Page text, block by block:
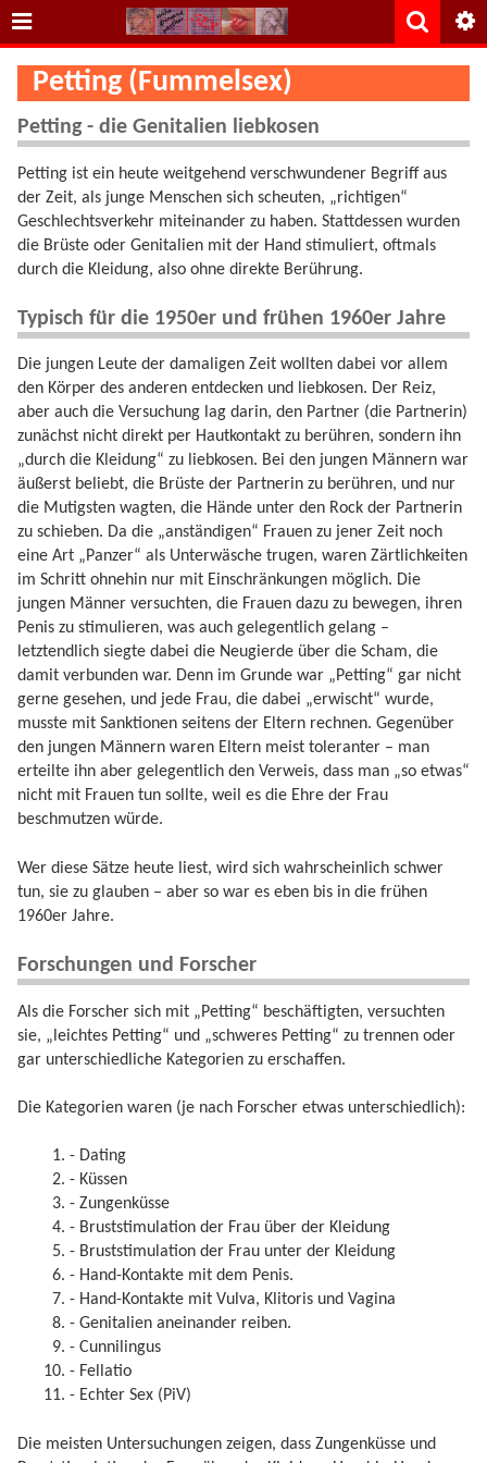
Petting (Fummelsex)
Petting - die Genitalien liebkosen
Petting ist ein heute weitgehend verschwundener Begriff aus
der Zeit, als junge Menschen sich scheuten, „richtigen“
Geschlechtsverkehr miteinander zu haben. Stattdessen wurden
die Brüste oder Genitalien mit der Hand stimuliert, oftmals
durch die Kleidung, also ohne direkte Berührung.
Typisch für die 1950er und frühen 1960er Jahre
Die jungen Leute der damaligen Zeit wollten dabei vor allem
den Körper des anderen entdecken und liebkosen. Der Reiz,
aber auch die Versuchung lag darin, den Partner (die Partnerin)
zunächst nicht direkt per Hautkontakt zu berühren, sondern ihn
„durch die Kleidung“ zu liebkosen. Bei den jungen Männern war
äußerst beliebt, die Brüste der Partnerin zu berühren, und nur
die Mutigsten wagten, die Hände unter den Rock der Partnerin
zu schieben. Da die „anständigen“ Frauen zu jener Zeit noch
eine Art „Panzer“ als Unterwäsche trugen, waren Zärtlichkeiten
im Schritt ohnehin nur mit Einschränkungen möglich. Die
jungen Männer versuchten, die Frauen dazu zu bewegen, ihren
Penis zu stimulieren, was auch gelegentlich gelang –
letztendlich siegte dabei die Neugierde über die Scham, die
damit verbunden war. Denn im Grunde war „Petting“ gar nicht
gerne gesehen, und jede Frau, die dabei „erwischt“ wurde,
musste mit Sanktionen seitens der Eltern rechnen. Gegenüber
den jungen Männern waren Eltern meist toleranter – man
erteilte ihn aber gelegentlich den Verweis, dass man „so etwas“
nicht mit Frauen tun sollte, weil es die Ehre der Frau
beschmutzen würde.
Wer diese Sätze heute liest, wird sich wahrscheinlich schwer
tun, sie zu glauben – aber so war es eben bis in die frühen
1960er Jahre.
Forschungen und Forscher
Als die Forscher sich mit „Petting“ beschäftigten, versuchten
sie, „leichtes Petting“ und „schweres Petting“ zu trennen oder
gar unterschiedliche Kategorien zu erschaffen.
Die Kategorien waren (je nach Forscher etwas unterschiedlich):
- Dating
- Küssen
- Zungenküsse
- Bruststimulation der Frau über der Kleidung
- Bruststimulation der Frau unter der Kleidung
- Hand-Kontakte mit dem Penis.
- Hand-Kontakte mit Vulva, Klitoris und Vagina
- Genitalien aneinander reiben.
- Cunnilingus
- Fellatio
- Echter Sex (PiV)
Die meisten Untersuchungen zeigen, dass Zungenküsse und